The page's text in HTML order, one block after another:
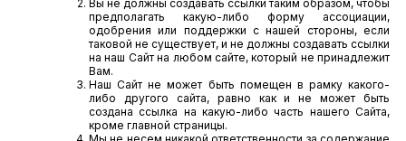
Вы не должны создавать ссылки таким образом, чтобы
предполагать какую-либо форму ассоциации,
одобрения или поддержки с нашей стороны, если
таковой не существует, и не должны создавать ссылки
на наш Сайт на любом сайте, который не принадлежит
Вам.
Наш Сайт не может быть помещен в рамку какого-
либо другого сайта, равно как и не может быть
создана ссылка на какую-либо часть нашего Сайта,
кроме главной страницы.